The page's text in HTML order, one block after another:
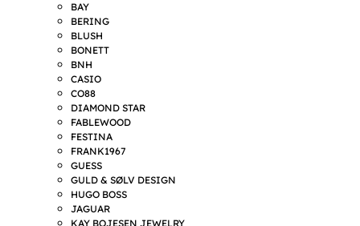
BAY
BERING
BLUSH
BONETT
BNH
CASIO
CO88
DIAMOND STAR
FABLEWOOD
FESTINA
FRANK1967
GUESS
GULD & SØLV DESIGN
HUGO BOSS
JAGUAR
KAY BOJESEN JEWELRY